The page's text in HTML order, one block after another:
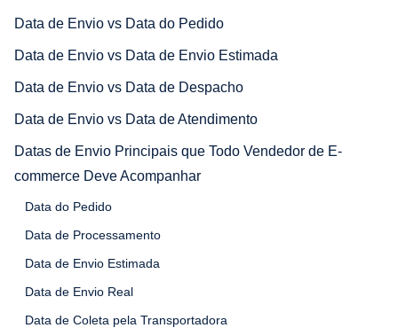
Data de Envio vs Data do Pedido
Data de Envio vs Data de Envio Estimada
Data de Envio vs Data de Despacho
Data de Envio vs Data de Atendimento
Datas de Envio Principais que Todo Vendedor de E-
commerce Deve Acompanhar
Data do Pedido
Data de Processamento
Data de Envio Estimada
Data de Envio Real
Data de Coleta pela Transportadora